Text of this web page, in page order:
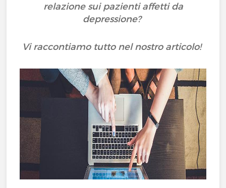
relazione sui pazienti affetti da
depressione?
Vi raccontiamo tutto nel nostro articolo!